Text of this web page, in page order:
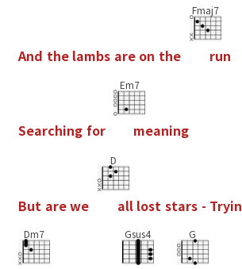
And the lambs are on the
Fmaj7
run
Searching for
Em7
meaning
But arewe
D
all lost stars - Tryin
Dm7 Gsus4 G